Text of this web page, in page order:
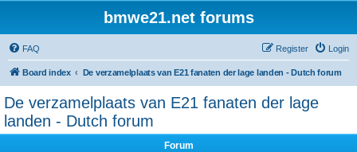
bmwe21.net forums
FAQ Login
Register
Board index De verzamelplaats van E21 fanaten der lage landen - Dutch forum
De verzamelplaats van E21 fanaten der lage
landen - Dutch forum
Forum